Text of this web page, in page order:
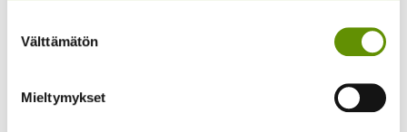
valinta
Välttämätön
Mieltymykset